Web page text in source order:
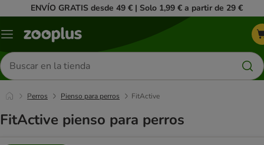
ENVÍO GRATIS desde 49 € | Solo 1,99 € a partir de 29 €
Menú
Buscar
productos
Perros Pienso para perros FitActive
FitActive pienso para perros